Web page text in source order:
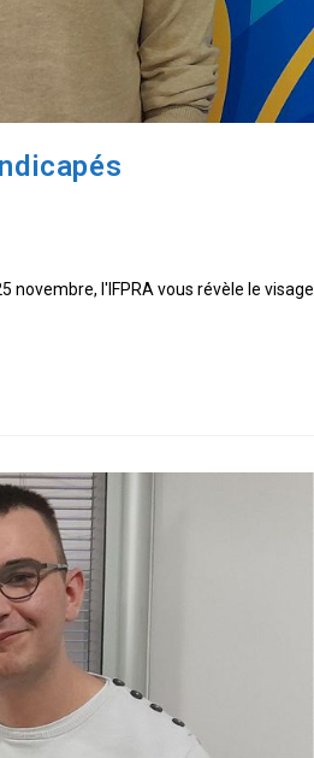
novembre, l'IFPRA vous révèle le visage